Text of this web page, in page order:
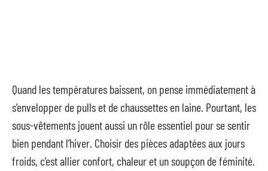
Quand les températures baissent, on pense immédiatement à
s’envelopper de pulls et de chaussettes en laine. Pourtant, les
sous-vêtements jouent aussi un rôle essentiel pour se sentir
bien pendant l’hiver. Choisir des pièces adaptées aux jours
froids, c’est allier confort, chaleur et un soupçon de féminité.